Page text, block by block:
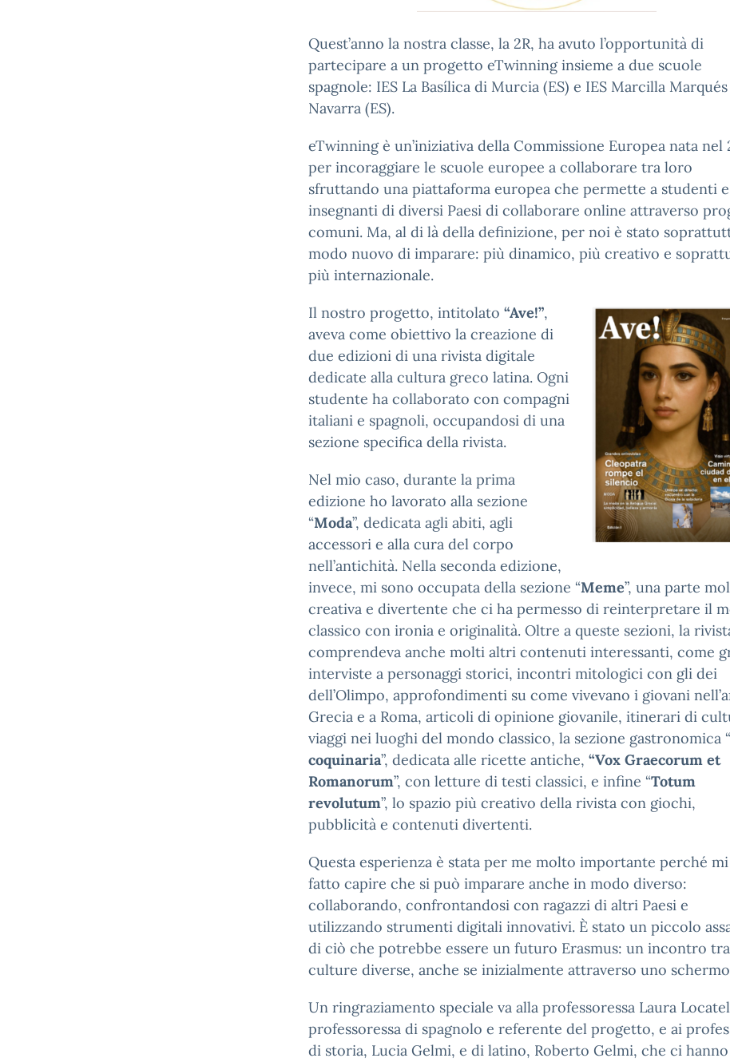
Quest’anno la nostra classe, la 2R, ha avuto l’opportunità di
partecipare a un progetto eTwinning insieme a due scuole
spagnole: IES La Basílica di Murcia (ES) e IES Marcilla
Navarra (ES).
eTwinning è un’iniziativa della Commissione Europea nata nel
per incoraggiare le scuole europee a collaborare tra loro
sfruttando una piattaforma europea che permette a studenti e
insegnanti di diversi Paesi di collaborare online attraverso
comuni. Ma, al di là della definizione, per noi è stato
modo nuovo di imparare: più dinamico, più creativo e
più internazionale.
Il nostro progetto, intitolato “Ave!”,
aveva come obiettivo la creazione di
due edizioni di una rivista digitale
dedicate alla cultura greco latina. Ogni
studente ha collaborato con compagni
italiani e spagnoli, occupandosi di una
sezione specifica della rivista.
Nel mio caso, durante la prima
edizione ho lavorato alla sezione
“Moda”, dedicata agli abiti, agli
accessori e alla cura del corpo
nell’antichità. Nella seconda edizione,
invece, mi sono occupata della sezione “Meme”, una parte
creativa e divertente che ci ha permesso di reinterpretare il
classico con ironia e originalità. Oltre a queste sezioni, la
comprendeva anche molti altri contenuti interessanti, come
interviste a personaggi storici, incontri mitologici con gli dei
dell’Olimpo, approfondimenti su come vivevano i giovani
Grecia e a Roma, articoli di opinione giovanile, itinerari di
viaggi nei luoghi del mondo classico, la sezione gastronomica “
coquinaria”, dedicata alle ricette antiche, “Vox Graecorum et
Romanorum”, con letture di testi classici, e infine “Totum
revolutum”, lo spazio più creativo della rivista con giochi,
pubblicità e contenuti divertenti.
Questa esperienza è stata per me molto importante perché
fatto capire che si può imparare anche in modo diverso:
collaborando, confrontandosi con ragazzi di altri Paesi e
utilizzando strumenti digitali innovativi. È stato un piccolo
di ciò che potrebbe essere un futuro Erasmus: un incontro tra
culture diverse, anche se inizialmente attraverso uno
Un ringraziamento speciale va alla professoressa Laura
professoressa di spagnolo e referente del progetto, e ai
di storia, Lucia Gelmi, e di latino, Roberto Gelmi, che ci hanno